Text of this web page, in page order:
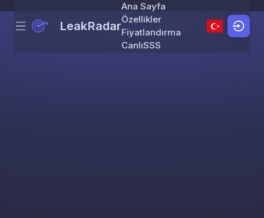
Skip to content
Menu LeakRadar
Ana Sayfa
Özellikler
Fiyatlandırma
CanlıSSS